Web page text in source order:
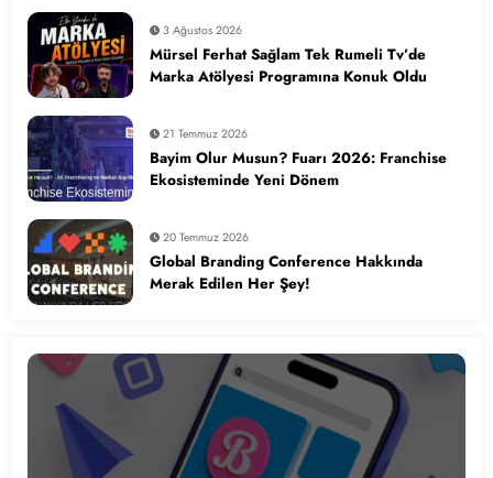
3 Ağustos 2026
Mürsel Ferhat Sağlam Tek Rumeli Tv’de
Marka Atölyesi Programına Konuk Oldu
21 Temmuz 2026
Bayim Olur Musun? Fuarı 2026: Franchise
Ekosisteminde Yeni Dönem
20 Temmuz 2026
Global Branding Conference Hakkında
Merak Edilen Her Şey!